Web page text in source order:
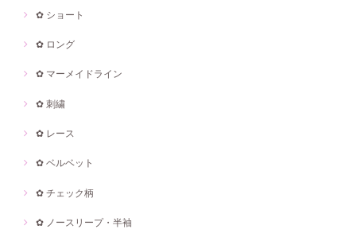
✿ ショート
✿ ロング
✿ マーメイドライン
✿ 刺繍
✿ レース
✿ ベルベット
✿ チェック柄
✿ ノースリープ・半袖